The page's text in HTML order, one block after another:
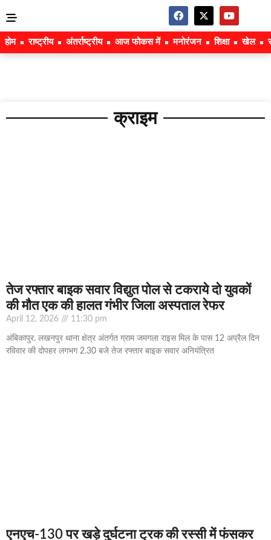
होम राष्ट्रीय अंतर्राष्ट्रीय आज फोकस में मनोरंजन शिक्षा खेल
क्राइम
तेज रफ्तार बाइक सवार विद्युत पोल से टकराये दो युवकों
की मौत एक की हालत गंभीर जिला अस्पताल रेफर
April 12, 2026 11:30 pm
अंबिकापुर. लखनपुर थाना क्षेत्र अंतर्गत ग्राम जमगला राइस मिल के पास 12 अप्रैल दिन
रविवार की दोपहर लगभग 2.30 बजे तेज रफ्तार बाइक सवार अनियंत्रित
एनएच-130 पर खड़े दुर्घटना ट्रक की रस्सी में फंसकर